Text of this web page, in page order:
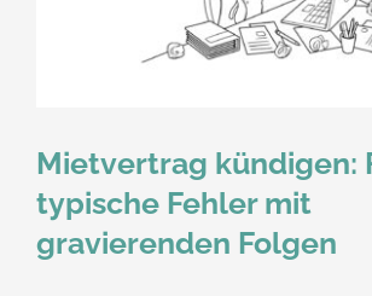
Blog
Impressum
Mietvertrag kündigen:
typische Fehler mit
gravierenden Folgen